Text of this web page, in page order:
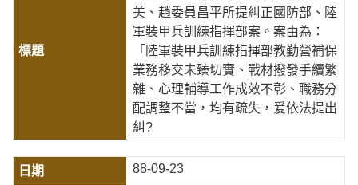
美、趙委員昌平所提糾正國防部、陸
軍裝甲兵訓練指揮部案。案由為：
「陸軍裝甲兵訓練指揮部教勤營補保
業務移交未臻切實、戰材撥發手續繁
雜、心理輔導工作成效不彰、職務分
配調整不當，均有疏失，爰依法提出
糾?
88-09-23